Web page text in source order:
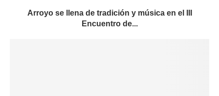
Arroyo se llena de tradición y música en el III
Encuentro de...